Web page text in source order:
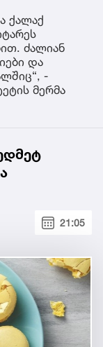
ქალაქ
ძალიან
და
-
მერმა
21:05